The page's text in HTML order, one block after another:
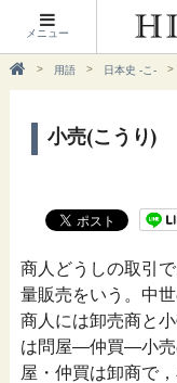
メニュー
用語 日本史 -こ-
小売(こうり)
商人どうしの取引
量販売をいう。中
商人には卸売商と
は問屋―仲買―小売
屋・仲買は卸商で